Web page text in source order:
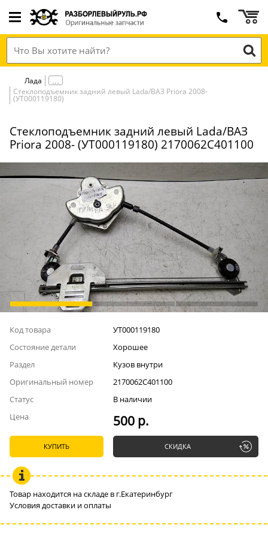
Лада
Стеклоподъемник задний левый Lada/ВАЗ Priora 2008-
(УТ000119180)
Стеклоподъемник задний левый Lada/ВАЗ
Priora 2008- (УТ000119180) 2170062C401100
Код товара
УТ000119180
Состояние детали
Хорошее
Раздел
Кузов внутри
Оригинальный номер
2170062C401100
Статус
В наличии
Цена
500 р.
КУПИТЬ СКИДКА
Товар находится на складе в г.Екатеринбург
Условия доставки и оплаты